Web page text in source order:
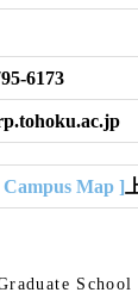
6173
Campus Map ]